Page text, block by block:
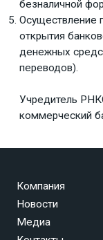
безналичной
Осуществление
открытия
денежных
переводов).
Учредитель
коммерческий
Компания
Новости
Медиа